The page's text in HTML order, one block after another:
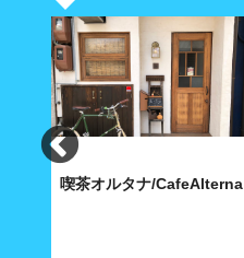
喫茶オルタナ/CafeAlterna